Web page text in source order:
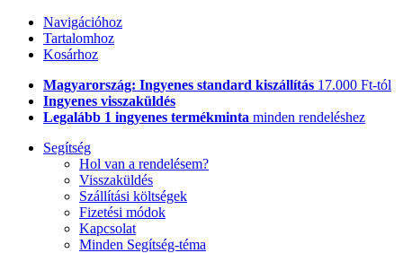
Navigációhoz
Tartalomhoz
Kosárhoz
Magyarország: Ingyenes standard kiszállítás 17.000 Ft-tól
Ingyenes visszaküldés
Legalább 1 ingyenes termékminta minden rendeléshez
Segítség
Hol van a rendelésem?
Visszaküldés
Szállítási költségek
Fizetési módok
Kapcsolat
Minden Segítség-téma